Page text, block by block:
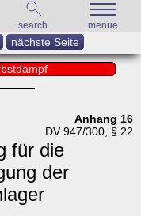
search menue
nächste Seite
Anhang 16
DV 947/300, § 22
für die
der